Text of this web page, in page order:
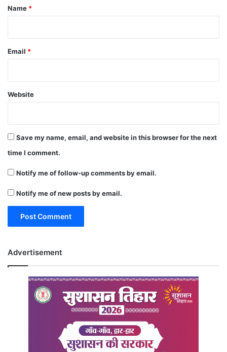
*
Name *
Email *
Website
Save my name, email, and website in this browser for the next
time I comment.
Notify me of follow-up comments by email.
Notify me of new posts by email.
Advertisement